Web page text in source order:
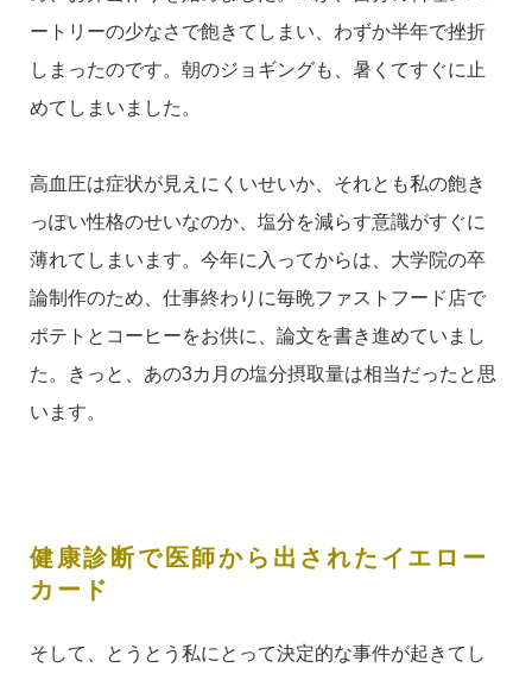
ートリーの少なさで飽きてしまい、わずか半年で挫折
しまったのです。朝のジョギングも、暑くてすぐに止
めてしまいました。
高血圧は症状が見えにくいせいか、それとも私の飽き
っぽい性格のせいなのか、塩分を減らす意識がすぐに
薄れてしまいます。今年に入ってからは、大学院の卒
論制作のため、仕事終わりに毎晩ファストフード店で
ポテトとコーヒーをお供に、論文を書き進めていまし
た。きっと、あの3カ月の塩分摂取量は相当だったと思
います。
健康診断で医師から出されたイエロー
カード
そして、とうとう私にとって決定的な事件が起きてし